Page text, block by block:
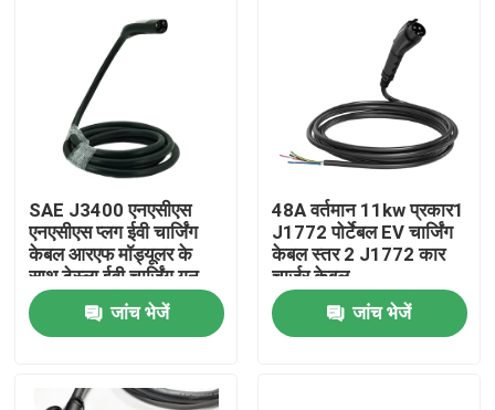
SAE J3400 एनएसीएस
एनएसीएस प्लग ईवी चार्जिंग
केबल आरएफ मॉड्यूलर के
साथ टेस्ला ईवी चार्जिंग गन
जांच भेजें
48A वर्तमान 11kw प्रकार1
J1772 पोर्टेबल EV चार्जिंग
केबल स्तर 2 J1772 कार
चार्जर केबल
जांच भेजें